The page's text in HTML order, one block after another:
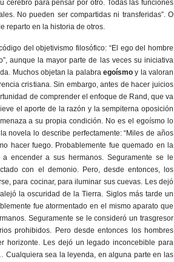
cerebro para pensar por otro. Todas las funciones
No pueden ser compartidas ni transferidas”. O
reparto en la historia de otros.
del objetivismo filosófico: “El ego del hombre
aunque la mayor parte de las veces su iniciativa
Muchos objetan la palabra egoísmo y la valoran
cristiana. Sin embargo, antes de hacer juicios
de comprender el enfoque de Rand, que va
el aporte de la razón y la sempiterna oposición
a su propia condición. No es el egoísmo lo
novela lo describe perfectamente: “Miles de años
hacer fuego. Probablemente fue quemado en la
encender a sus hermanos. Seguramente se le
con el demonio. Pero, desde entonces, los
para cocinar, para iluminar sus cuevas. Les dejó
la oscuridad de la Tierra. Siglos más tarde un
fue atormentado en el mismo aparato que
Seguramente se le consideró un trasgresor
prohibidos. Pero desde entonces los hombres
horizonte. Les dejó un legado inconcebible para
Cualquiera sea la leyenda, en alguna parte en las